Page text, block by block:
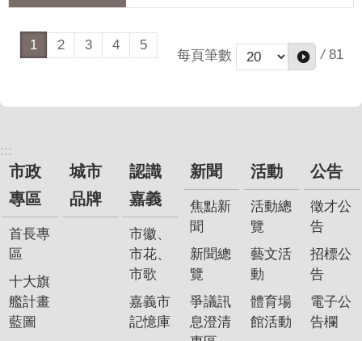
1 2 3 4 5
每頁筆數 / 81
:::
市政
專區
首長專
區
十大旗
艦計畫
藍圖
城市
品牌
認識
嘉義
市徽、
市花、
市歌
嘉義市
記憶庫
新聞
焦點新
聞
新聞總
覽
爭議訊
息澄清
活動
活動總
覽
藝文活
動
體育場
館活動
公告
徵才公
告
招標公
告
電子公
告欄